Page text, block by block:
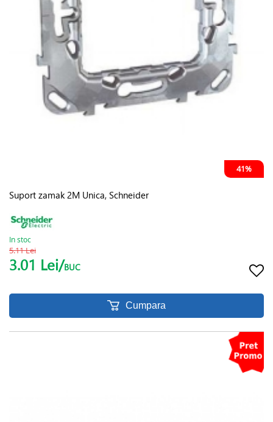
41%
Suport zamak 2M Unica, Schneider
In stoc
5.11 Lei
3.01 Lei/BUC
Cumpara